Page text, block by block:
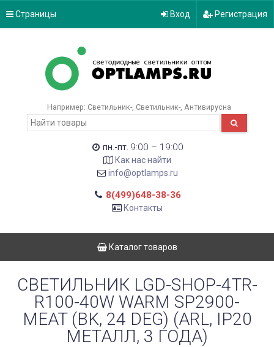
Страницы Вход Регистрация
Например: Светильник- Светильник- Антивирусна
пн.-пт. 9:00 – 19:00
Как нас найти
info@optlamps.ru
8(499)648-38-36
Контакты
Каталог товаров
СВЕТИЛЬНИК LGD-SHOP-4TR-
R100-40W WARM SP2900-
MEAT (BK, 24 DEG) (ARL, IP20
МЕТАЛЛ, 3 ГОДА)